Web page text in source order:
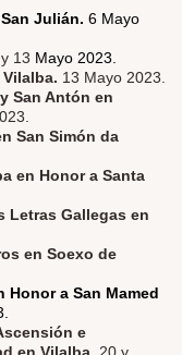
Julián. 6 Mayo
13 Mayo 2023.
13 Mayo 2023.
San Antón en
San Simón da
en Honor a Santa
Letras Gallegas en
en Soexo de
Honor a San Mamed
e